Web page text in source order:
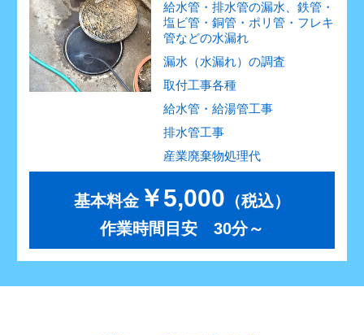
給水管・排水管の漏水、鉄管・
塩ビ管・銅管・ポリ管・フレキ
管などの水漏れ
漏水（水漏れ）の調査
取付工事各種
給水管・給湯管工事
排水管工事
産業廃棄物処理代
基本料金￥5,000 （税込）
作業時間目安 30分～